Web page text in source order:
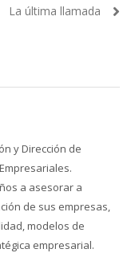
Next
La última llamada
y Dirección de
a asesorar a
de sus empresas,
modelos de
empresarial.